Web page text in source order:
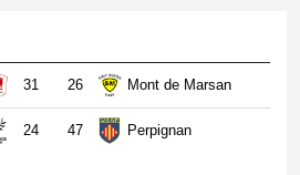
31 26 Mont de Marsan
24 47 Perpignan